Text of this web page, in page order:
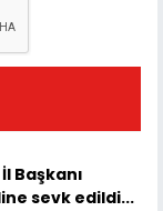
Başkanı
sevk edildi...